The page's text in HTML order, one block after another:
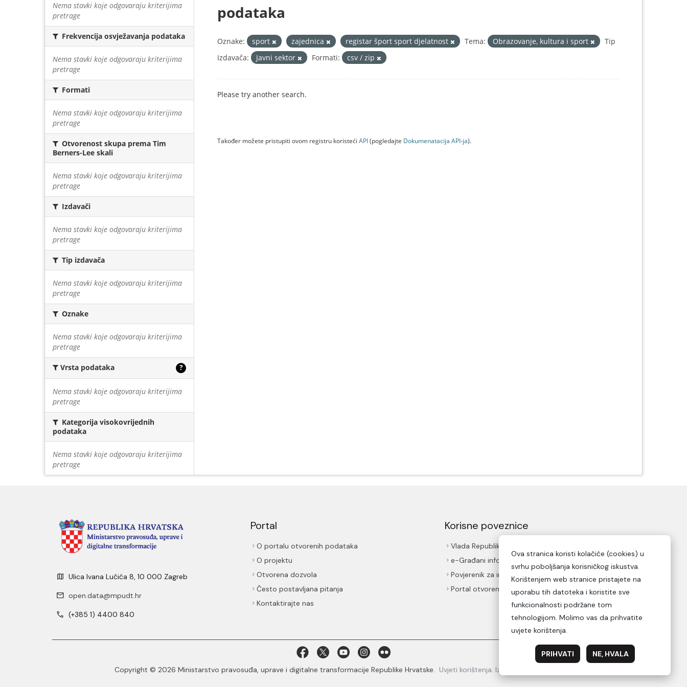
Nema stavki koje odgovaraju kriterijima
pretrage
Frekvencija osvježavanja podataka
Nema stavki koje odgovaraju kriterijima
pretrage
Formati
Nema stavki koje odgovaraju kriterijima
pretrage
Otvorenost skupa prema Tim
Berners-Lee skali
Nema stavki koje odgovaraju kriterijima
pretrage
Izdavači
Nema stavki koje odgovaraju kriterijima
pretrage
Tip izdavača
Nema stavki koje odgovaraju kriterijima
pretrage
Oznake
Nema stavki koje odgovaraju kriterijima
pretrage
Vrsta podataka ?
Nema stavki koje odgovaraju kriterijima
pretrage
Kategorija visokovrijednih
podataka
Nema stavki koje odgovaraju kriterijima
pretrage
podataka
Oznake: sport zajednica registar šport sport djelatnost Tema: Obrazovanje, kultura i sport
Tip
Izdavača:
Javni sektor Formati: csv / zip
Please try another search.
Također možete pristupiti ovom registru koristeći API(pogledajte Dokumenаtаcijа API-jа).